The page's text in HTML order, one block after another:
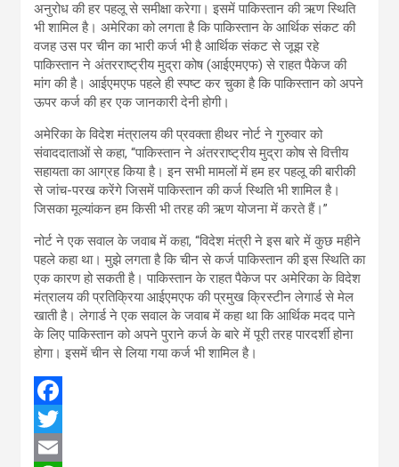
अनुरोध की हर पहलू से समीक्षा करेगा। इसमें पाकिस्तान की ऋण स्थिति
भी शामिल है। अमेरिका को लगता है कि पाकिस्तान के आर्थिक संकट की
वजह उस पर चीन का भारी कर्ज भी है आर्थिक संकट से जूझ रहे
पाकिस्तान ने अंतरराष्ट्रीय मुद्रा कोष (आईएमएफ) से राहत पैकेज की
मांग की है। आईएमएफ पहले ही स्पष्ट कर चुका है कि पाकिस्तान को अपने
ऊपर कर्ज की हर एक जानकारी देनी होगी।
अमेरिका के विदेश मंत्रालय की प्रवक्ता हीथर नोर्ट ने गुरुवार को
संवाददाताओं से कहा, “पाकिस्तान ने अंतरराष्ट्रीय मुद्रा कोष से वित्तीय
सहायता का आग्रह किया है। इन सभी मामलों में हम हर पहलू की बारीकी
से जांच-परख करेंगे जिसमें पाकिस्तान की कर्ज स्थिति भी शामिल है।
जिसका मूल्यांकन हम किसी भी तरह की ऋण योजना में करते हैं।”
नोर्ट ने एक सवाल के जवाब में कहा, “विदेश मंत्री ने इस बारे में कुछ महीने
पहले कहा था। मुझे लगता है कि चीन से कर्ज पाकिस्तान की इस स्थिति का
एक कारण हो सकती है। पाकिस्तान के राहत पैकेज पर अमेरिका के विदेश
मंत्रालय की प्रतिक्रिया आईएमएफ की प्रमुख क्रिस्टीन लेगार्ड से मेल
खाती है। लेगार्ड ने एक सवाल के जवाब में कहा था कि आर्थिक मदद पाने
के लिए पाकिस्तान को अपने पुराने कर्ज के बारे में पूरी तरह पारदर्शी होना
होगा। इसमें चीन से लिया गया कर्ज भी शामिल है।
F
aT